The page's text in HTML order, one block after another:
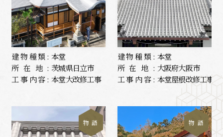
建物種類: 本堂
所在地: 茨城県日立市
工事内容: 本堂大改修工事
建物種類: 本堂
所在地: 大阪府大阪市
工事内容: 本堂屋根改修工事
物 語 物 語